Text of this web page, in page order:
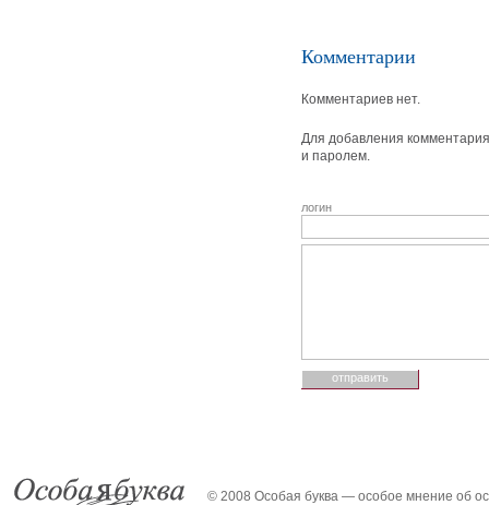
Комментарии
Комментариев нет.
Для добавления
и паролем.
логин
© 2008 Особая буква — особое мнение об